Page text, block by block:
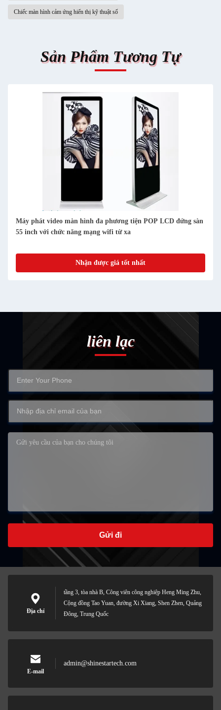
Chiếc màn hình cảm ứng hiển thị kỹ thuật số
Sản Phẩm Tương Tự
Máy phát video màn hình đa phương tiện POP LCD đứng sàn
55 inch với chức năng mạng wifi từ xa
Nhận được giá tốt nhất
liên lạc
Gửi đi
Địa chỉ
tầng 3, tòa nhà B, Công viên công nghiệp Heng Ming Zhu,
Cộng đồng Tao Yuan, đường Xi Xiang, Shen Zhen, Quảng
Đông, Trung Quốc
E-mail
admin@shinestartech.com